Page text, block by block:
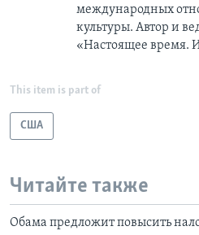
международных
культуры. Автор и
«Настоящее время.
This item is part of
США
Читайте также
Обама предложит повысить